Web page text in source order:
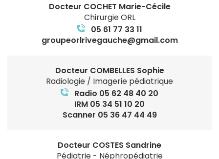
Docteur COCHET Marie-Cécile
Chirurgie ORL
05 61 77 33 11
groupeorlrivegauche@gmail.com
Docteur COMBELLES Sophie
Radiologie / Imagerie pédiatrique
Radio 05 62 48 40 20
IRM 05 34 51 10 20
Scanner 05 36 47 44 49
Docteur COSTES Sandrine
Pédiatrie - Néphropédiatrie